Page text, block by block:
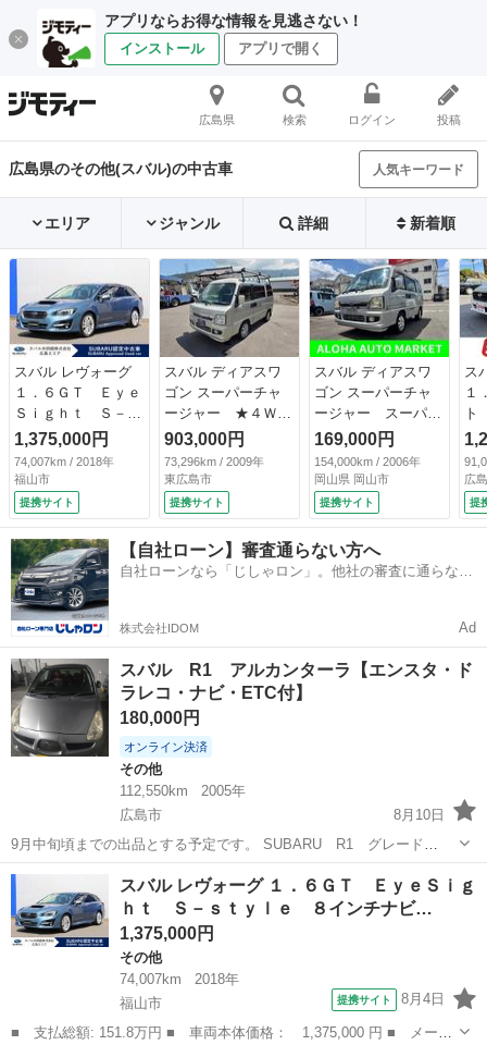
アプリならお得な情報を見逃さない！
インストール アプリで開く
広島県 検索 ログイン 投稿
広島県のその他(スバル)の中古車 人気キーワード
エリア ジャンル 詳細 新着順
スバル レヴォーグ
１．６ＧＴ Ｅｙｅ
Ｓｉｇｈｔ Ｓ－ｓ
ｔｙｌｅ ８インチ
ナビ ＥＴＣ２．
０ シートヒーター
（車検整備付）
1,375,000円
74,007km / 2018年
福山市
提携サイト
スバル ディアスワ
ゴン スーパーチャ
ージャー ★４ＷＤ
★ ★スーパーチャ
ージャー★ ５速マ
ニュアル ＥＴＣ
（検10.1）
903,000円
73,296km / 2009年
東広島市
提携サイト
スバル ディアスワ
ゴン スーパーチャ
ージャー スーパー
チャージャー 両側
スライドドア キー
レス フォグ アル
ミ タイミングベル
ト交換歴 ＣＤ
ＵＳＢ ＡＵＸ ｐ
ｉｏｎｅｅｒスピー
カー リアヒーター
169,000円
154,000km / 2006年
岡山県 岡山市
提携サイト
ス
１
ー
チ
Ｖ
Ｔ
ラ
Ｅ
ー
広
提
【自社ローン】審査通らない方へ
自社ローンなら「じしゃロン」。他社の審査に通らなか
株式会社IDOM Ad
スバル R1 アルカンターラ【エンスタ・ド
ラレコ・ナビ・ETC付】
180,000円
オンライン決済
その他
112,550km
2005年
広島市
8月10日
9月中旬頃までの出品とする予定です。 SUBARU R1 グレード
R（シルバー） アルカンターラセレクション 型式 CBA-RJ1 初年度
登録 平成17年9月 車検満了日 令和8年12月6日 走行距離
112600km（...
広島 ドラレコ
スバル レヴォーグ １．６ＧＴ ＥｙｅＳｉｇ
ｈｔ Ｓ－ｓｔｙｌｅ ８インチナビ…
1,375,000円
その他
74,007km
2018年
福山市
提携サイト 8月4日
■ 支払総額: 151.8万円 ■ 車両本体価格： 1,375,000 円 ■ メーカ